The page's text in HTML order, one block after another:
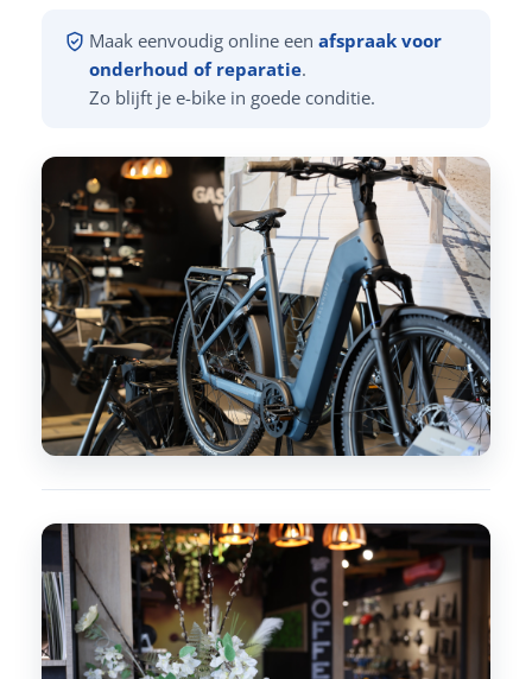
Maak eenvoudig online een afspraak voor
onderhoud of reparatie.
Zo blijft je e-bike in goede conditie.